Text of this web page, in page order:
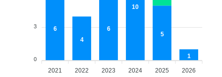
2021 2022 2023 2024 2025 2026
6
4
6
10
5
1
3
0